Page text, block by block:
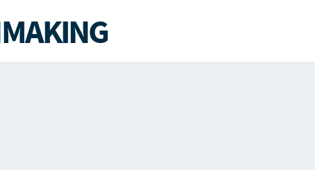
MAKING